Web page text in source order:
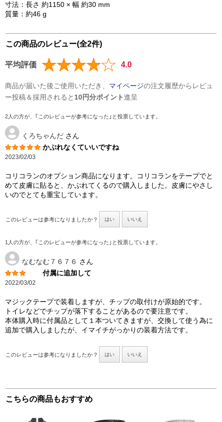
寸法：長さ 約1150 × 幅 約30 mm
質量：約46 g
この商品のレビュー(全2件)
平均評価 4.0
商品が届いた後ご使用いただき、 マイページの注文履歴からレビュ
ー投稿＆採用されると 10円分ポイント進呈
2人の方が、｢このレビューが参考になった｣と投票しています。
くろちゃんだ さん
かぶれなくていいですね
2023/02/03
コリコランのオプション商品になります。コリコランをテープでと
めて皮膚に貼ると、かぶれてくるので購入しました。皮膚にやさし
いのでとても重宝しています。
このレビューは参考になりましたか？ はい いいえ
1人の方が、｢このレビューが参考になった｣と投票しています。
なむなむ７６７６ さん
付属に追加して
2022/03/02
マジックテープで装着しますが、チップの取付けが原始的です。
トイレなどでチップが落下することがあるので要注意です。
本体購入時に付属品として１本ついてきますが、交換して使う為に
追加で購入しましたが、イマイチがっかりの装着方法です。
このレビューは参考になりましたか？ はい いいえ
こちらの商品もおすすめ